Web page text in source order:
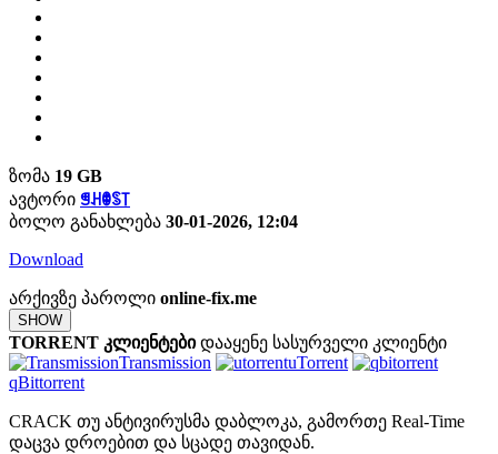
ზომა 19 GB
ავტორი ꁅꃅꂦꌗ꓄
ბოლო განახლება 30-01-2026, 12:04
Download
არქივზე პაროლი online-fix.me
SHOW
TORRENT კლიენტები დააყენე სასურველი კლიენტი
Transmission
uTorrent
qBittorrent
CRACK თუ ანტივირუსმა დაბლოკა, გამორთე Real-Time
დაცვა დროებით და სცადე თავიდან.